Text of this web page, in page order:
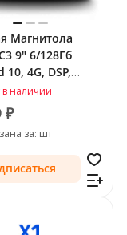
Магнитола
9" 6/128Гб
4G, DSP,
Toyota Land
120 Series
Тип-A (F1)
в наличии
₽
за: шт